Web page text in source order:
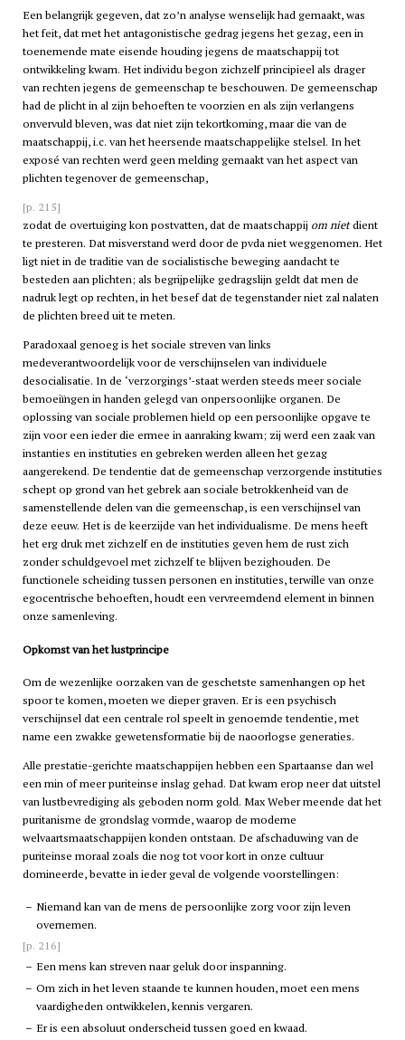
Een belangrijk gegeven, dat zo’n analyse wenselijk had gemaakt, was
het feit, dat met het antagonistische gedrag jegens het gezag, een in
toenemende mate eisende houding jegens de maatschappij tot
ontwikkeling kwam. Het individu begon zichzelf principieel als drager
van rechten jegens de gemeenschap te beschouwen. De gemeenschap
had de plicht in al zijn behoeften te voorzien en als zijn verlangens
onvervuld bleven, was dat niet zijn tekortkoming, maar die van de
maatschappij, i.c. van het heersende maatschappelijke stelsel. In het
exposé van rechten werd geen melding gemaakt van het aspect van
plichten tegenover de gemeenschap,
[p. 215]
zodat de overtuiging kon postvatten, dat de maatschappij om nietdient
te presteren. Dat misverstand werd door de pvdaniet weggenomen. Het
ligt niet in de traditie van de socialistische beweging aandacht te
besteden aan plichten; als begrijpelijke gedragslijn geldt dat men de
nadruk legt op rechten, in het besef dat de tegenstander niet zal nalaten
de plichten breed uit te meten.
Paradoxaal genoeg is het sociale streven van links
medeverantwoordelijk voor de verschijnselen van individuele
desocialisatie. In de ‘verzorgings’-staat werden steeds meer sociale
bemoeiïngen in handen gelegd van onpersoonlijke organen. De
oplossing van sociale problemen hield op een persoonlijke opgave te
zijn voor een ieder die ermee in aanraking kwam; zij werd een zaak van
instanties en instituties en gebreken werden alleen het gezag
aangerekend. De tendentie dat de gemeenschap verzorgende instituties
schept op grond van het gebrek aan sociale betrokkenheid van de
samenstellende delen van die gemeenschap, is een verschijnsel van
deze eeuw. Het is de keerzijde van het individualisme. De mens heeft
het erg druk met zichzelf en de instituties geven hem de rust zich
zonder schuldgevoel met zichzelf te blijven bezighouden. De
functionele scheiding tussen personen en instituties, terwille van onze
egocentrische behoeften, houdt een vervreemdend element in binnen
onze samenleving.
Opkomst van het lustprincipe
Om de wezenlijke oorzaken van de geschetste samenhangen op het
spoor te komen, moeten we dieper graven. Er is een psychisch
verschijnsel dat een centrale rol speelt in genoemde tendentie, met
name een zwakke gewetensformatie bij de naoorlogse generaties.
Alle prestatie-gerichte maatschappijen hebben een Spartaanse dan wel
een min of meer puriteinse inslag gehad. Dat kwam erop neer dat uitstel
van lustbevrediging als geboden norm gold. Max Weber meende dat het
puritanisme de grondslag vormde, waarop de moderne
welvaartsmaatschappijen konden ontstaan. De afschaduwing van de
puriteinse moraal zoals die nog tot voor kort in onze cultuur
domineerde, bevatte in ieder geval de volgende voorstellingen:
– Niemand kan van de mens de persoonlijke zorg voor zijn leven
overnemen.
[p. 216]
– Een mens kan streven naar geluk door inspanning.
– Om zich in het leven staande te kunnen houden, moet een mens
vaardigheden ontwikkelen, kennis vergaren.
– Er is een absoluut onderscheid tussen goed en kwaad.